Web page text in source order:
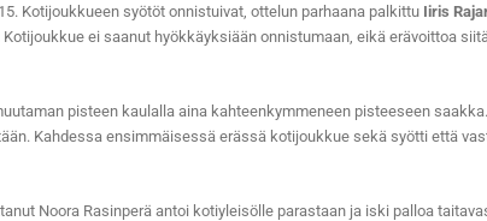
Kotijoukkueen syötöt onnistuivat, ottelun parhaana palkittu Iiris
Kotijoukkue ei saanut hyökkäyksiään onnistumaan, eikä erävoittoa
pisteen kaulalla aina kahteenkymmeneen pisteeseen
Kahdessa ensimmäisessä erässä kotijoukkue sekä syötti että
Noora Rasinperä antoi kotiyleisölle parastaan ja iski palloa